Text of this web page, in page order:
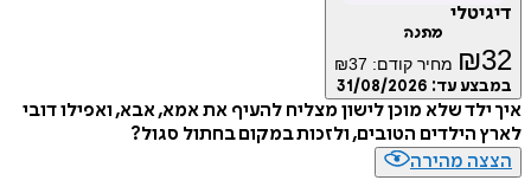
דיגיטלי
מתנה
₪32 מחיר קודם: ₪37
במבצע עד: 31/08/2026
איך ילד שלא מוכן לישון מצליח להעיף את אמא, אבא, ואפילו דובי
לארץ הילדים הטובים, ולזכות במקום בחתול סגול?
הצצה מהירה